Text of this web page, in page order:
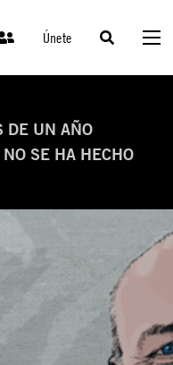
Únete
DE UN AÑO
SE HA HECHO